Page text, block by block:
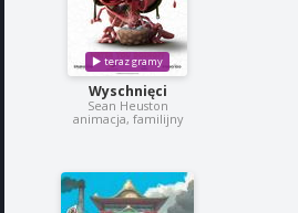
Wyschnięci
Sean Heuston
animacja, familijny